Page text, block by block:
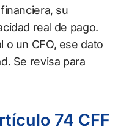
su
real de pago.
o un CFO, ese dato
Se revisa para
74 CFF